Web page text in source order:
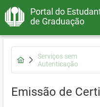
Portal do
de Graduação
Serviços sem
Autenticação
Emissão de